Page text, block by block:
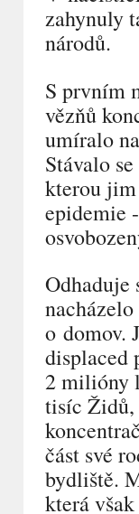
zahynuly
národů.
S prvním
vězňů
umíralo
Stávalo
kterou
epidemie
Odhaduje
o domov.
displaced
2 milióny
tisíc Židů,
část své
bydliště.
která